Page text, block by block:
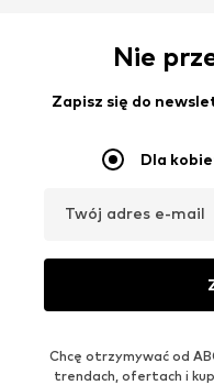
Nie
Zapisz się do
Dla
Twój adres e-mail
Chcę otrzymywać od
trendach, ofertach i